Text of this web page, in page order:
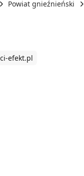
Powiat gnieźnieński
efekt.pl